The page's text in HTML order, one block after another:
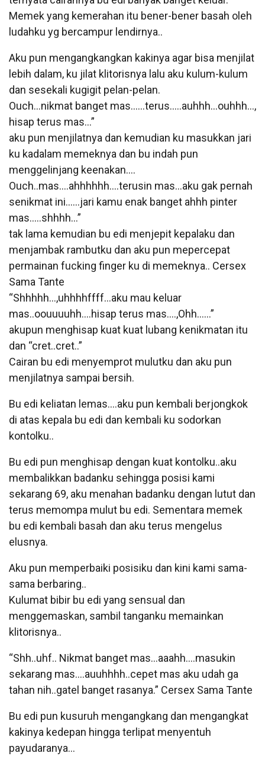
Memek yang kemerahan itu bener-bener basah oleh
ludahku yg bercampur lendirnya..
Aku pun mengangkangkan kakinya agar bisa menjilat
lebih dalam, ku jilat klitorisnya lalu aku kulum-kulum
dan sesekali kugigit pelan-pelan.
Ouch…nikmat banget mas……terus…..auhhh…ouhhh…,
hisap terus mas…”
aku pun menjilatnya dan kemudian ku masukkan jari
ku kadalam memeknya dan bu indah pun
menggelinjang keenakan….
Ouch..mas….ahhhhhh….terusin mas…aku gak pernah
senikmat ini……jari kamu enak banget ahhh pinter
mas…..shhhh…”
tak lama kemudian bu edi menjepit kepalaku dan
menjambak rambutku dan aku pun mepercepat
permainan fucking finger ku di memeknya.. Cersex
Sama Tante
“Shhhhh…,uhhhhffff…aku mau keluar
mas..oouuuuhh….hisap terus mas….,Ohh……”
akupun menghisap kuat kuat lubang kenikmatan itu
dan “cret..cret..”
Cairan bu edi menyemprot mulutku dan aku pun
menjilatnya sampai bersih.
Bu edi keliatan lemas….aku pun kembali berjongkok
di atas kepala bu edi dan kembali ku sodorkan
kontolku..
Bu edi pun menghisap dengan kuat kontolku..aku
membalikkan badanku sehingga posisi kami
sekarang 69, aku menahan badanku dengan lutut dan
terus memompa mulut bu edi. Sementara memek
bu edi kembali basah dan aku terus mengelus
elusnya.
Aku pun memperbaiki posisiku dan kini kami sama-
sama berbaring..
Kulumat bibir bu edi yang sensual dan
menggemaskan, sambil tanganku memainkan
klitorisnya..
“Shh..uhf.. Nikmat banget mas…aaahh….masukin
sekarang mas….auuhhhh..cepet mas aku udah ga
tahan nih..gatel banget rasanya.” Cersex Sama Tante
Bu edi pun kusuruh mengangkang dan mengangkat
kakinya kedepan hingga terlipat menyentuh
payudaranya…